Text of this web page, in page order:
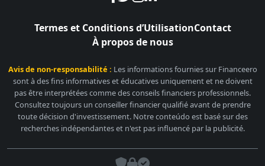
Termes et Conditions d’UtilisationContact
À propos de nous
Avis de non-responsabilité : Les informations fournies sur Financeero
sont à des fins informatives et éducatives uniquement et ne doivent
pas être interprétées comme des conseils financiers professionnels.
Consultez toujours un conseiller financier qualifié avant de prendre
toute décision d'investissement. Notre conteúdo est basé sur des
recherches indépendantes et n'est pas influencé par la publicité.